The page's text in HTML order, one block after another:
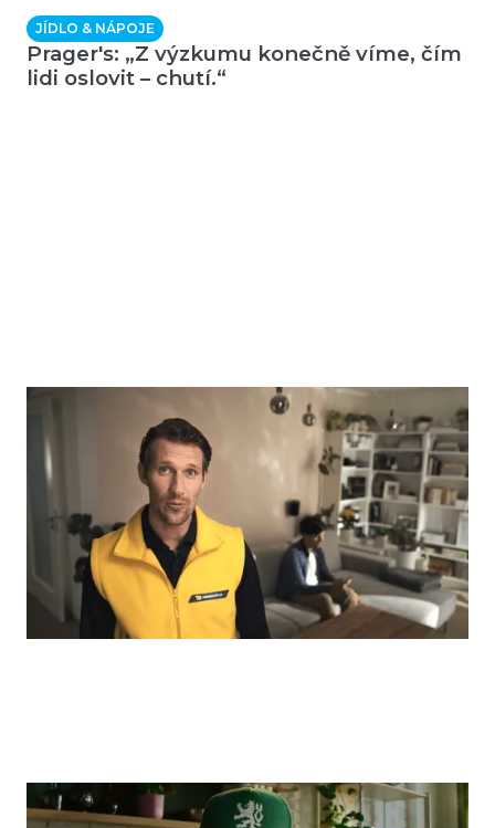
JÍDLO & NÁPOJE
Prager's: „Z výzkumu konečně víme, čím
lidi oslovit – chutí.“
Pneumatiky.cz + Taste: „I díky správně
vybrané kreativě jsme rostli dvakrát
rychleji než celý trh.“
E-COMMERCE
FABINI: „Brand tracking ukázal, že naše